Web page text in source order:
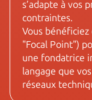
s’adapte à vos
contraintes.
Vous
"Focal Point")
une fondatrice
langage que
réseaux